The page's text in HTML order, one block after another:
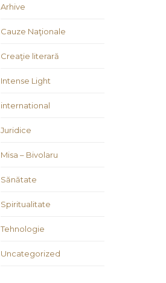
Arhive
Cauze Naţionale
Creaţie literară
Intense Light
international
Juridice
Misa – Bivolaru
Sănătate
Spiritualitate
Tehnologie
Uncategorized